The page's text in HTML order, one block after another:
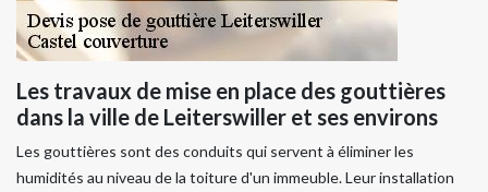
Les travaux de mise en place des gouttières
dans la ville de Leiterswiller et ses environs
Les gouttières sont des conduits qui servent à éliminer les
humidités au niveau de la toiture d'un immeuble. Leur installation